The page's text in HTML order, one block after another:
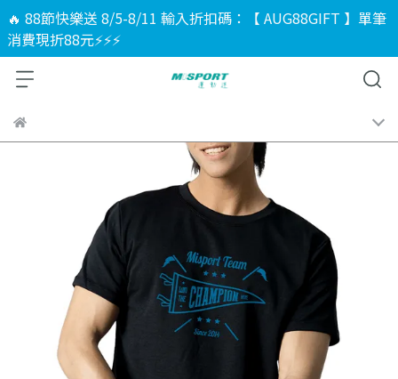
🔥 88節快樂送 8/5-8/11 輸入折扣碼：【 AUG88GIFT 】單筆
消費現折88元⚡⚡⚡